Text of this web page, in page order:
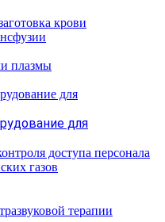
крови
плазмы
для
доступа персонала
газов
терапии